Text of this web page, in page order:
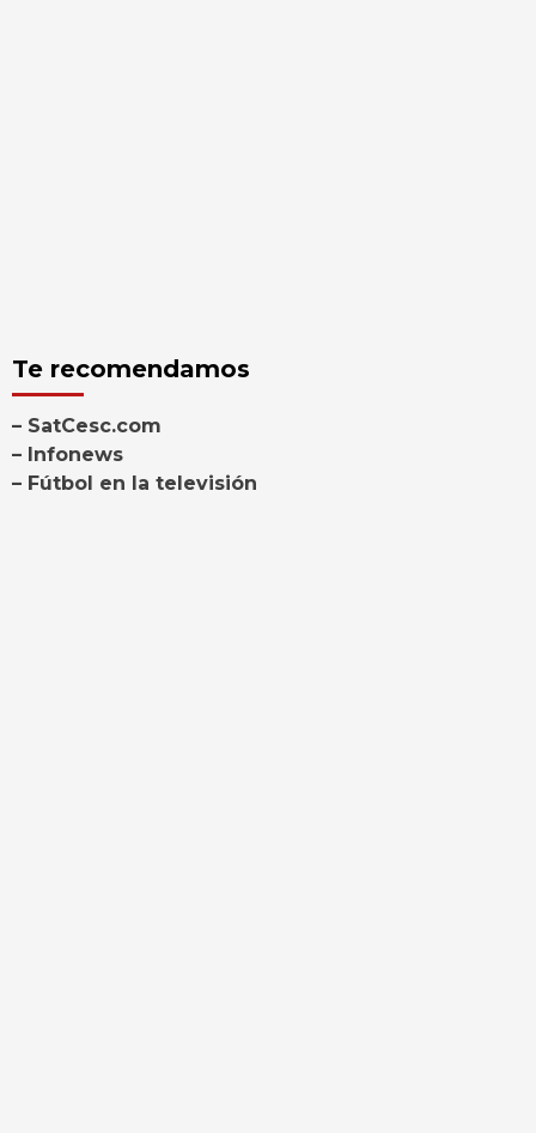
Te recomendamos
– SatCesc.com
– Infonews
– Fútbol en la televisión